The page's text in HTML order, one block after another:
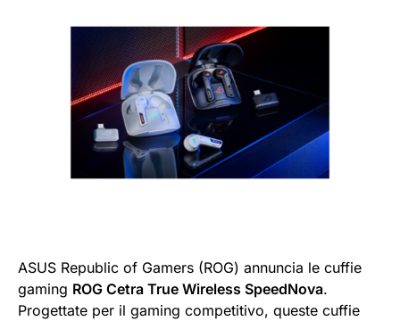
ASUS Republic of Gamers (ROG) annuncia le cuffie
gaming ROG Cetra True Wireless SpeedNova.
Progettate per il gaming competitivo, queste cuffie